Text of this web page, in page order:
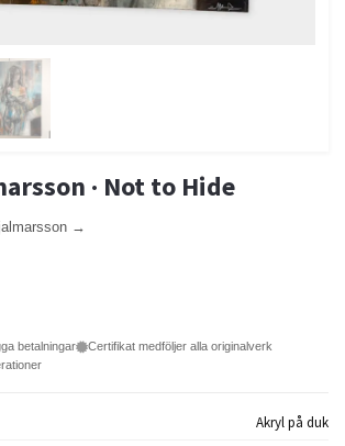
· Not to Hide
→
betalningar
Certifikat medföljer alla originalverk
Akryl på duk